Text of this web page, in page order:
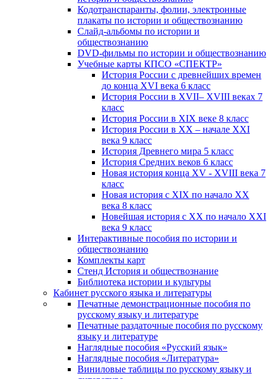
Кодотранспаранты, фолии, электронные
плакаты по истории и обществознанию
Слайд-альбомы по истории и
обществознанию
DVD-фильмы по истории и обществознанию
Учебные карты КПСО «СПЕКТР»
История России с древнейших времен
до конца XVI века 6 класс
История России в XVII– XVIII веках 7
класс
История России в XIX веке 8 класс
История России в XX – начале XXI
века 9 класс
История Древнего мира 5 класс
История Средних веков 6 класс
Новая история конца XV - XVIII века 7
класс
Новая история с XIX по начало XX
века 8 класс
Новейшая история с XX по начало XXI
века 9 класс
Интерактивные пособия по истории и
обществознанию
Комплекты карт
Стенд История и обществознание
Библиотека истории и культуры
Кабинет русского языка и литературы
Печатные демонстрационные пособия по
русскому языку и литературе
Печатные раздаточные пособия по русскому
языку и литературе
Наглядные пособия «Русский язык»
Наглядные пособия «Литература»
Виниловые таблицы по русскому языку и